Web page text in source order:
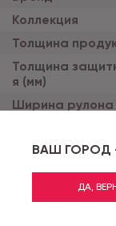
ВАШ ГОРОД
ДА,
Коллекция
Толщина
Толщина
я (мм)
Ширина рулона
Класс